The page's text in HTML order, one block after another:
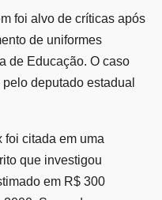
foi alvo de críticas após
de uniformes
de Educação. O caso
deputado estadual
foi citada em uma
que investigou
em R$ 300